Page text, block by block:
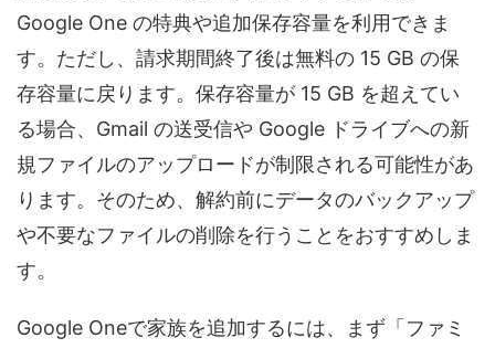
Google One の特典や追加保存容量を利用できま
す。ただし、請求期間終了後は無料の 15 GB の保
存容量に戻ります。保存容量が 15 GB を超えてい
る場合、Gmail の送受信や Google ドライブへの新
規ファイルのアップロードが制限される可能性があ
ります。そのため、解約前にデータのバックアップ
や不要なファイルの削除を行うことをおすすめしま
す。
Google Oneで家族を追加するには、まず「ファミ